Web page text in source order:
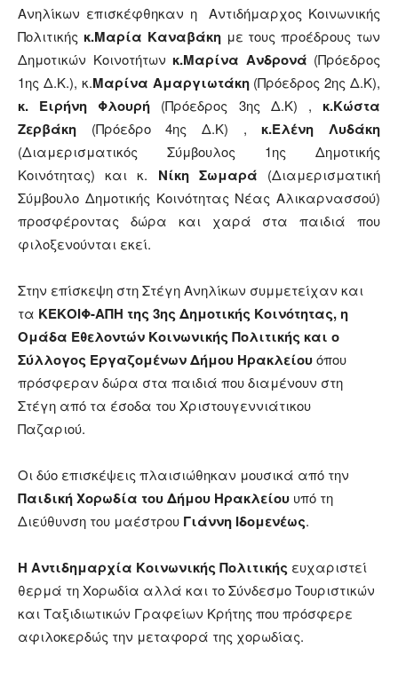
Ανηλίκων επισκέφθηκαν η Αντιδήμαρχος Κοινωνικής
Πολιτικής κ.Μαρία Καναβάκημε τους προέδρους των
Δημοτικών Κοινοτήτων κ.Μαρίνα Ανδρονά (Πρόεδρος
1ης Δ.Κ.), κ.Μαρίνα Αμαργιωτάκη(Πρόεδρος 2ης Δ.Κ),
κ. Ειρήνη Φλουρή (Πρόεδρος 3ης Δ.Κ) ,κ.Κώστα
Ζερβάκη (Πρόεδρο 4ης Δ.Κ) ,κ.Ελένη Λυδάκη
(Διαμερισματικός Σύμβουλος 1ης Δημοτικής
Κοινότητας) και κ. Νίκη Σωμαρά (Διαμερισματική
Σύμβουλο Δημοτικής Κοινότητας Νέας Αλικαρνασσού)
προσφέροντας δώρα και χαρά στα παιδιά που
φιλοξενούνται εκεί.
Στην επίσκεψη στη Στέγη Ανηλίκων συμμετείχαν και
τα ΚΕΚΟΙΦ-ΑΠΗ της 3ης Δημοτικής Κοινότητας, η
Ομάδα Εθελοντών Κοινωνικής Πολιτικής και ο
Σύλλογος Εργαζομένων Δήμου Ηρακλείουόπου
πρόσφεραν δώρα στα παιδιά που διαμένουν στη
Στέγη από τα έσοδα του Χριστουγεννιάτικου
Παζαριού.
Οι δύο επισκέψεις πλαισιώθηκαν μουσικά από την
Παιδική Χορωδία του Δήμου Ηρακλείου υπό τη
Διεύθυνση του μαέστρου Γιάννη Ιδομενέως.
Η Αντιδημαρχία Κοινωνικής Πολιτικής ευχαριστεί
θερμά τη Χορωδία αλλά και το Σύνδεσμο Τουριστικών
και Ταξιδιωτικών Γραφείων Κρήτης που πρόσφερε
αφιλοκερδώς την μεταφορά της χορωδίας.